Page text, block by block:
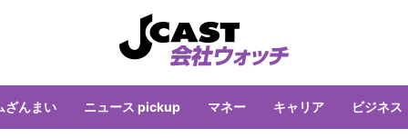
ざんまい ニュース pickup マネー キャリア ビジネス